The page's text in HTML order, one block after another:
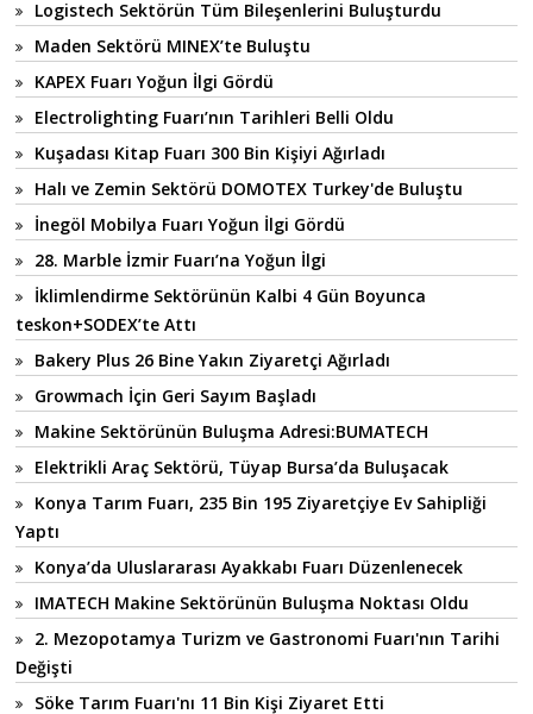
Logistech Sektörün Tüm Bileşenlerini Buluşturdu
Maden Sektörü MINEX’te Buluştu
KAPEX Fuarı Yoğun İlgi Gördü
Electrolighting Fuarı’nın Tarihleri Belli Oldu
Kuşadası Kitap Fuarı 300 Bin Kişiyi Ağırladı
Halı ve Zemin Sektörü DOMOTEX Turkey'de Buluştu
İnegöl Mobilya Fuarı Yoğun İlgi Gördü
28. Marble İzmir Fuarı’na Yoğun İlgi
İklimlendirme Sektörünün Kalbi 4 Gün Boyunca
teskon+SODEX’te Attı
Bakery Plus 26 Bine Yakın Ziyaretçi Ağırladı
Growmach İçin Geri Sayım Başladı
Makine Sektörünün Buluşma Adresi:BUMATECH
Elektrikli Araç Sektörü, Tüyap Bursa’da Buluşacak
Konya Tarım Fuarı, 235 Bin 195 Ziyaretçiye Ev Sahipliği
Yaptı
Konya’da Uluslararası Ayakkabı Fuarı Düzenlenecek
IMATECH Makine Sektörünün Buluşma Noktası Oldu
2. Mezopotamya Turizm ve Gastronomi Fuarı'nın Tarihi
Değişti
Söke Tarım Fuarı'nı 11 Bin Kişi Ziyaret Etti